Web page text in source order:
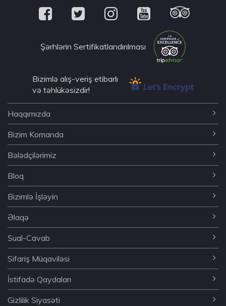
Şərhlərin Sertifikatlandırılması
Bizimlə alış-veriş etibarlı
və təhlükəsizdir!
Haqqımızda
Bizim Komanda
Bələdçilərimiz
Bloq
Bizimlə İşləyin
Əlaqə
Sual-Cavab
Sifariş Müqaviləsi
İstifadə Qaydaları
Gizlilik Siyasəti